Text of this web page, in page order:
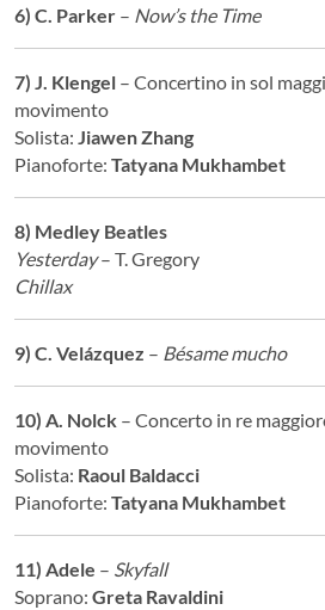
6) C. Parker – Now’s the Time
7) J. Klengel – Concertino in sol
movimento
Solista: Jiawen Zhang
Pianoforte: Tatyana Mukhambet
8) Medley Beatles
Yesterday– T. Gregory
Chillax
9) C. Velázquez – Bésame mucho
10) A. Nolck – Concerto in re
movimento
Solista: Raoul Baldacci
Pianoforte: Tatyana Mukhambet
11) Adele – Skyfall
Soprano: Greta Ravaldini